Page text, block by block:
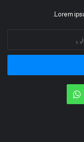
Lorem